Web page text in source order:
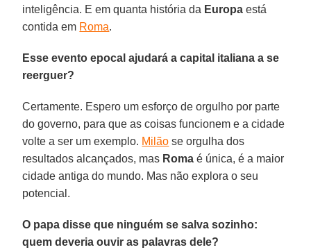
inteligência. E em quanta história da Europa está
contida em Roma.
Esse evento epocal ajudará a capital italiana a se
reerguer?
Certamente. Espero um esforço de orgulho por parte
do governo, para que as coisas funcionem e a cidade
volte a ser um exemplo. Milão se orgulha dos
resultados alcançados, mas Roma é única, é a maior
cidade antiga do mundo. Mas não explora o seu
potencial.
O papa disse que ninguém se salva sozinho:
quem deveria ouvir as palavras dele?